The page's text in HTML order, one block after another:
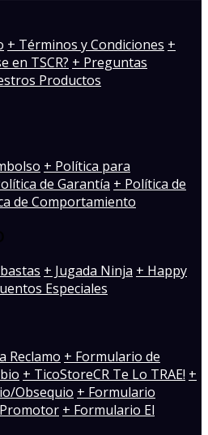
+ Términos y Condiciones +
en TSCR? + Preguntas
Productos
+ Política para
de Garantía + Política de
de Comportamiento
+ Jugada Ninja + Happy
Especiales
Reclamo + Formulario de
+ TicoStoreCR Te Lo TRAE! +
Obsequio + Formulario
+ Formulario El